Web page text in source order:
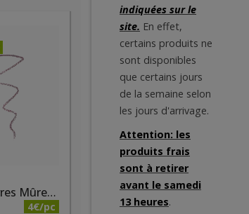
Crayon contour lèvres Mûre bio
4€/pc
indiquées sur le
site. En effet,
certains produits ne
sont disponibles
que certains jours
de la semaine selon
les jours d'arrivage.
Attention: les
produits frais
sont à retirer
avant le samedi
13 heures.